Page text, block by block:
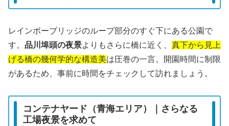
レインボーブリッジのループ部分のすぐ下にある公園で
す。 品川埠頭の夜景よりもさらに橋に近く、 真下から見上
げる橋の幾何学的な構造美は圧巻の一言。開園時間に制限
があるため、事前に時間をチェックして訪れましょう。
コンテナヤード（青海エリア）｜さらなる
工場夜景を求めて